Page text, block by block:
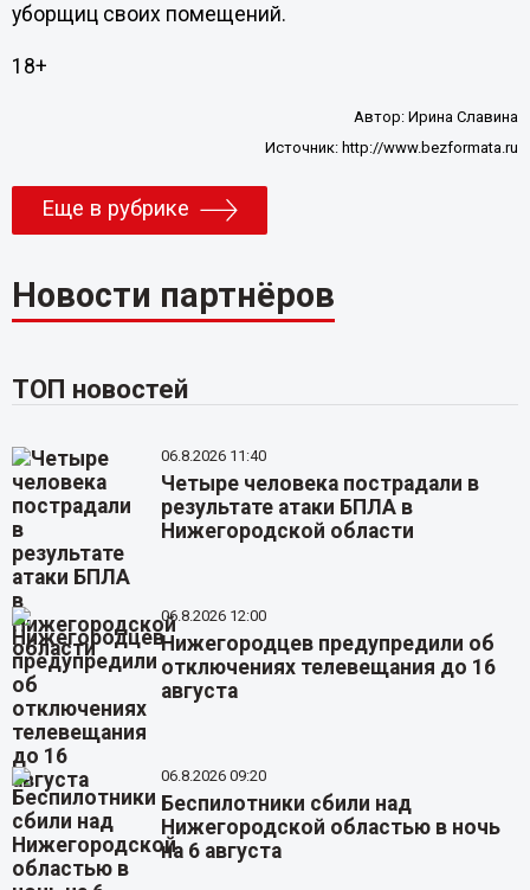
уборщиц своих помещений.
18+
Автор:Ирина Славина
Источник: http://www.bezformata.ru
Еще в рубрике
Новости партнёров
ТОП новостей
06.8.2026 11:40
Четыре человека пострадали в
результате атаки БПЛА в
Нижегородской области
06.8.2026 12:00
Нижегородцев предупредили об
отключениях телевещания до 16
августа
06.8.2026 09:20
Беспилотники сбили над
Нижегородской областью в ночь
на 6 августа